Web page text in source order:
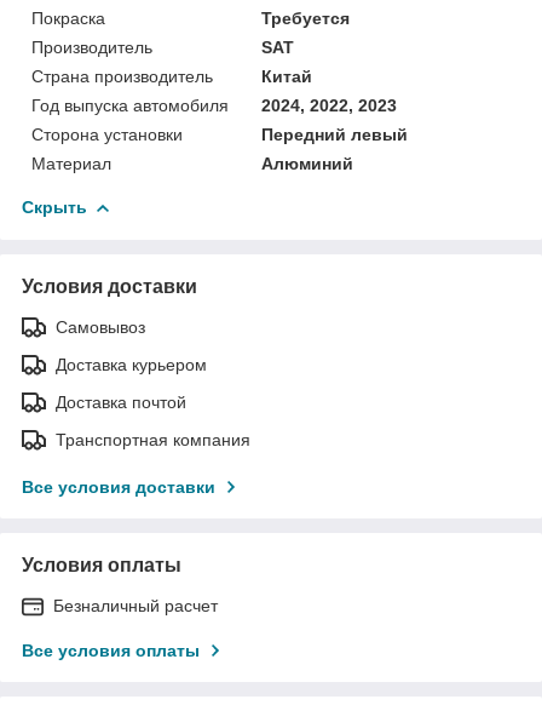
Покраска
Требуется
Производитель
SAT
Страна производитель
Китай
Год выпуска автомобиля
2024, 2022, 2023
Сторона установки
Передний левый
Материал
Алюминий
Скрыть
Условия доставки
Самовывоз
Доставка курьером
Доставка почтой
Транспортная компания
Все условия доставки
Условия оплаты
Безналичный расчет
Все условия оплаты